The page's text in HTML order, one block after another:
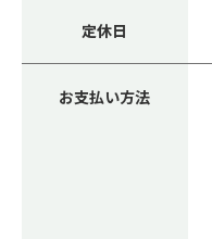
定休日
お支払い方法